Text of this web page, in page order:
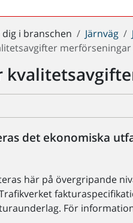
dig i branschen Järnväg
merförseningar
det ekonomiska
här på övergripande
För